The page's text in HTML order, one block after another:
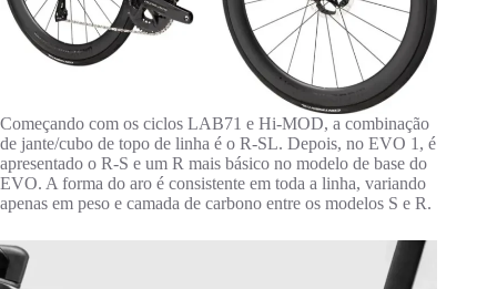
Começando com os ciclos LAB71 e Hi-MOD, a combinação
de jante/cubo de topo de linha é o R-SL. Depois, no EVO 1, é
apresentado o R-S e um R mais básico no modelo de base do
EVO. A forma do aro é consistente em toda a linha, variando
apenas em peso e camada de carbono entre os modelos S e R.